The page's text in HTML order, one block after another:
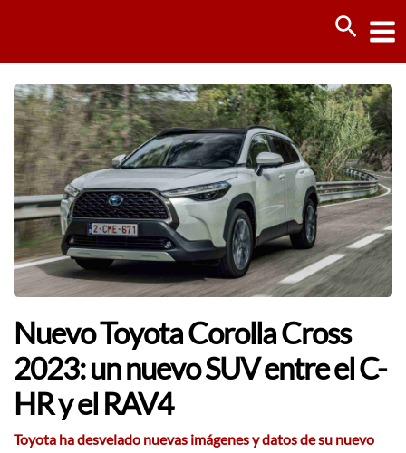
Nuevo Toyota Corolla Cross
2023: un nuevo SUV entre el C-
HR y el RAV4
Toyota ha desvelado nuevas imágenes y datos de su nuevo